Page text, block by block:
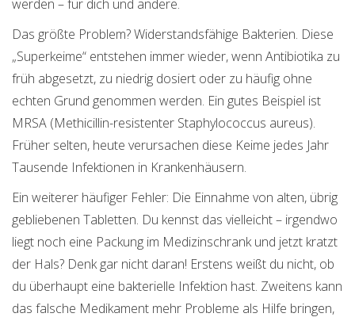
werden – für dich und andere.
Das größte Problem? Widerstandsfähige Bakterien. Diese
„Superkeime“ entstehen immer wieder, wenn Antibiotika zu
früh abgesetzt, zu niedrig dosiert oder zu häufig ohne
echten Grund genommen werden. Ein gutes Beispiel ist
MRSA (Methicillin-resistenter Staphylococcus aureus).
Früher selten, heute verursachen diese Keime jedes Jahr
Tausende Infektionen in Krankenhäusern.
Ein weiterer häufiger Fehler: Die Einnahme von alten, übrig
gebliebenen Tabletten. Du kennst das vielleicht – irgendwo
liegt noch eine Packung im Medizinschrank und jetzt kratzt
der Hals? Denk gar nicht daran! Erstens weißt du nicht, ob
du überhaupt eine bakterielle Infektion hast. Zweitens kann
das falsche Medikament mehr Probleme als Hilfe bringen,